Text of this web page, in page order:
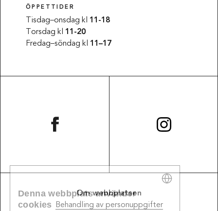
ÖPPETTIDER
Tisdag–onsdag kl 11-18
Torsdag kl 11-20
Fredag–söndag kl 11–17
Om webbplatsen
Behandling av personuppgifter
Denna webbplats använder
cookies